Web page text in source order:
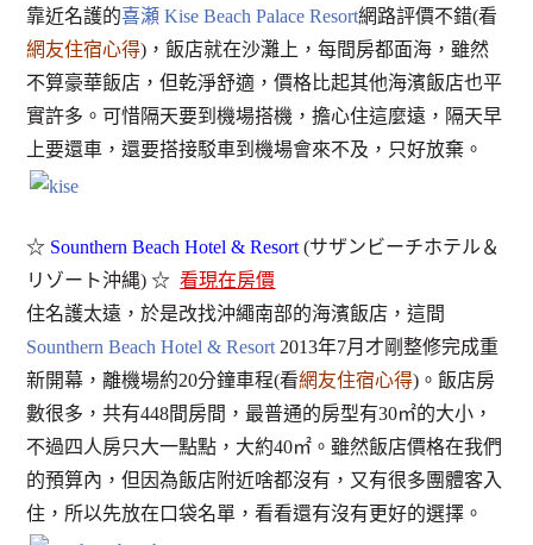
靠近名護的喜瀬 Kise Beach Palace Resort網路評價不錯(看
網友住宿心得)，飯店就在沙灘上，每間房都面海，雖然
不算豪華飯店，但乾淨舒適，價格比起其他海濱飯店也平
實許多。可惜隔天要到機場搭機，擔心住這麼遠，隔天早
上要還車，還要搭接駁車到機場會來不及，只好放棄。
☆ Sounthern Beach Hotel & Resort (サザンビーチホテル＆
リゾート沖縄) ☆看現在房價
住名護太遠，於是改找沖繩南部的海濱飯店，這間
Sounthern Beach Hotel & Resort 2013年7月才剛整修完成重
新開幕，離機場約20分鐘車程(看網友住宿心得)。飯店房
數很多，共有448間房間，最普通的房型有30㎡的大小，
不過四人房只大一點點，大約40㎡。雖然飯店價格在我們
的預算內，但因為飯店附近啥都沒有，又有很多團體客入
住，所以先放在口袋名單，看看還有沒有更好的選擇。